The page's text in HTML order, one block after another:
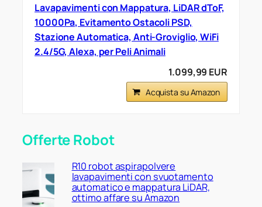
Lavapavimenti con Mappatura, LiDAR dToF,
10000Pa, Evitamento Ostacoli PSD,
Stazione Automatica, Anti-Groviglio, WiFi
2.4/5G, Alexa, per Peli Animali
1.099,99 EUR
Acquista su Amazon
Offerte Robot
R10 robot aspirapolvere
lavapavimenti con svuotamento
automatico e mappatura LiDAR,
ottimo affare su Amazon